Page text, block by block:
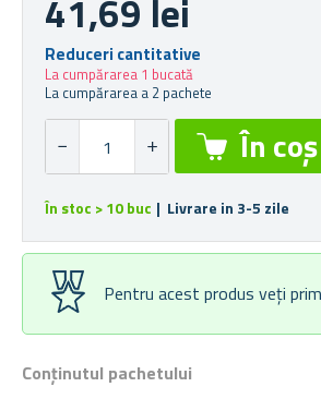
Conținutul pachetului
41,69 lei
Reduceri cantitative
La cumpărarea 1 bucată
La cumpărarea a 2 pachete
În stoc > 10 buc | Livrare in 3-5 zile
Pentru acest produs veți